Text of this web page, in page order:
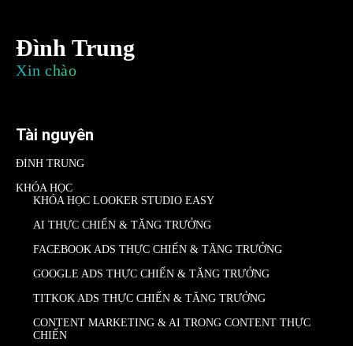
Đình Trung
Xin chào
Tài nguyên
ĐÌNH TRUNG
KHÓA HỌC
KHÓA HỌC LOOKER STUDIO EASY
AI THỰC CHIẾN & TĂNG TRƯỞNG
FACEBOOK ADS THỰC CHIẾN & TĂNG TRƯỞNG
GOOGLE ADS THỰC CHIẾN & TĂNG TRƯỞNG
TITKOK ADS THỰC CHIẾN & TĂNG TRƯỞNG
CONTENT MARKETING & AI TRONG CONTENT THỰC
CHIẾN